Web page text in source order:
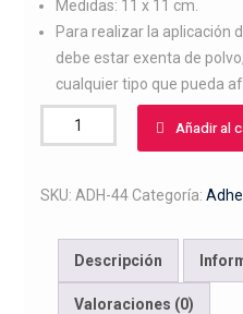
Medidas: 11 x 11 cm.
Para realizar la aplicación
debe estar exenta de
cualquier tipo que pueda
Adhesivo
de
cantidad
Añadir al
SKU: ADH-44 Categoría:
Descripción
Valoraciones (0)